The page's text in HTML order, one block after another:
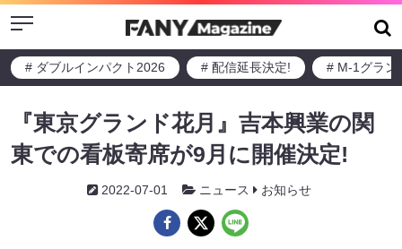
Menu
# ダブルインパクト2026 # 配信延長決定! # M-1グラン
『東京グランド花月』吉本興業の関
東での看板寄席が9月に開催決定!
2022-07-01 ニュース お知らせ